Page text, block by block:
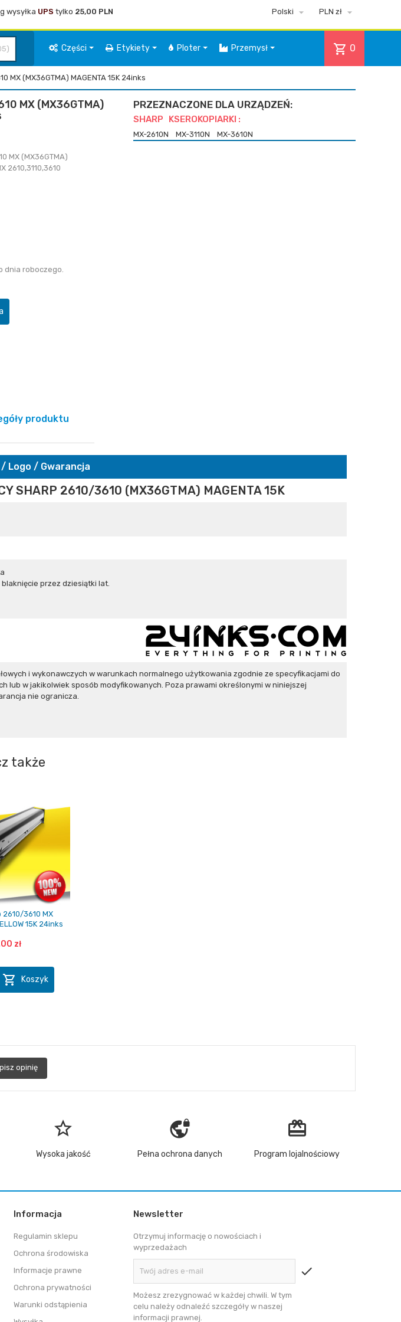
wysyłka UPS tylko 25,00 PLN Polski  PLN zł 
shopping_cart 0
Części Etykiety Ploter Przemysł
MX (MX36GTMA) MAGENTA 15K 24inks
MX (MX36GTMA)
MX (MX36GTMA)
2610,3110,3610
dnia roboczego.
PRZEZNACZONE DLA URZĄDZEŃ:
SHARP KSEROKOPIARKI :
MX-2610N MX-3110N MX-3610N
produktu
Logo / Gwarancja
SHARP 2610/3610 (MX36GTMA) MAGENTA 15K
przez dziesiątki lat.
i wykonawczych w warunkach normalnego użytkowania zgodnie ze specyfikacjami do
w jakikolwiek sposób modyfikowanych. Poza prawami określonymi w niniejszej
nie ogranicza.
także
3610 MX
15K 24inks
zł
 Koszyk
opinię
star_border
Wysoka jakość
vpn_lock
Pełna ochrona danych
redeem
Program lojalnościowy
Informacja
Regulamin sklepu
Ochrona środowiska
Informacje prawne
Ochrona prywatności
Warunki odstąpienia
Newsletter
Otrzymuj informację o nowościach i
wyprzedażach
check
Możesz zrezygnować w każdej chwili. W tym
celu należy odnaleźć szczegóły w naszej
informacji prawnej.